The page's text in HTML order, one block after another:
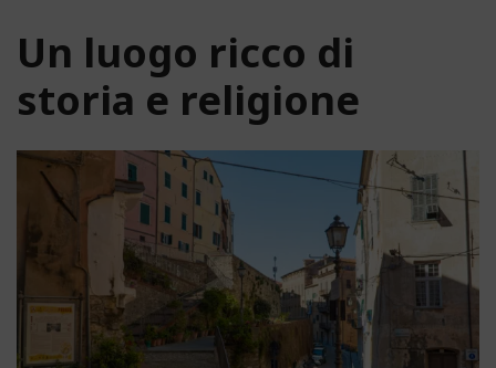
Un luogo ricco di
storia e religione